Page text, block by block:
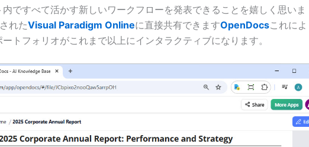
ですべて活かす新しいワークフローを発表できることを嬉しく思いま
れたVisual Paradigm Onlineに直接共有できますOpenDocsこれによ
トフォリオがこれまで以上にインタラクティブになります。